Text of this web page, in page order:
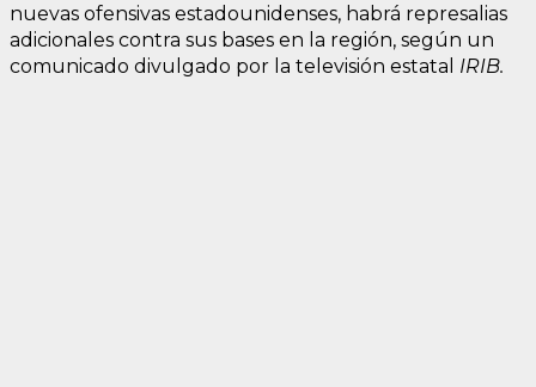
nuevas ofensivas estadounidenses, habrá represalias
adicionales contra sus bases en la región, según un
comunicado divulgado por la televisión estatal IRIB.